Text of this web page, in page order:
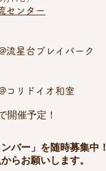
センター
流星台プレイパーク
コリドイオ和室
開催予定！
バー」を随時募集中！
からお願いします。